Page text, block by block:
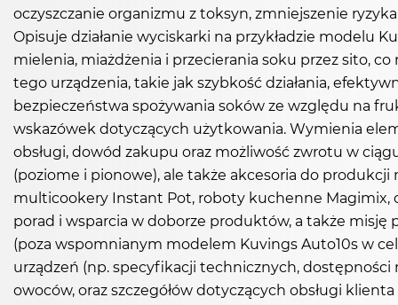
oczyszczanie organizmu z toksyn, zmniejszenie
Opisuje działanie wyciskarki na przykładzie modelu
mielenia, miażdżenia i przecierania soku przez sito,
tego urządzenia, takie jak szybkość działania,
bezpieczeństwa spożywania soków ze względu na
wskazówek dotyczących użytkowania. Wymienia
obsługi, dowód zakupu oraz możliwość zwrotu w
(poziome i pionowe), ale także akcesoria do
multicookery Instant Pot, roboty kuchenne Magimix,
porad i wsparcia w doborze produktów, a także
(poza wspomnianym modelem Kuvings Auto10s w
urządzeń (np. specyfikacji technicznych,
owoców, oraz szczegółów dotyczących obsługi